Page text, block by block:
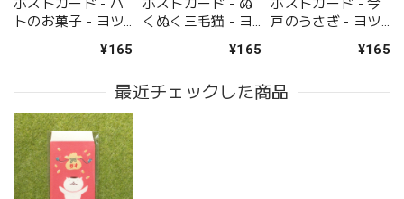
ポストカード - ハ
トのお菓子 - ヨツ
¥165
ポストカード - ぬ
くぬく三毛猫 - ヨ
¥165
ポストカード - 今
戸のうさぎ - ヨツ
¥165
最近チェックした商品